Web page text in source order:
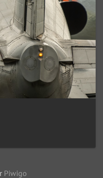
Piwigo